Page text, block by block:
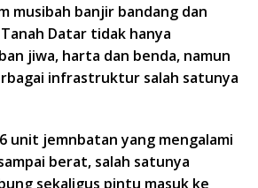
musibah banjir bandang dan
Datar tidak hanya
jiwa, harta dan benda, namun
infrastruktur salah satunya
unit jemnbatan yang mengalami
berat, salah satunya
sekaligus pintu masuk ke